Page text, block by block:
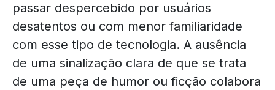
passar despercebido por usuários
desatentos ou com menor familiaridade
com esse tipo de tecnologia. A ausência
de uma sinalização clara de que se trata
de uma peça de humor ou ficção colabora